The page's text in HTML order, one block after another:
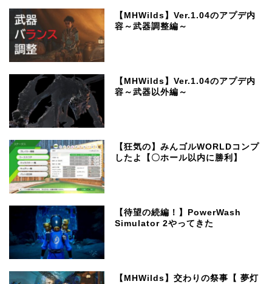
【MHWilds】Ver.1.04のアプデ内
容～武器調整編～
【MHWilds】Ver.1.04のアプデ内
容～武器以外編～
【狂気の】みんゴルWORLDコンプ
したよ【〇ホール以内に勝利】
【待望の続編！】PowerWash
Simulator 2やってきた
【MHWilds】交わりの祭事【 夢灯